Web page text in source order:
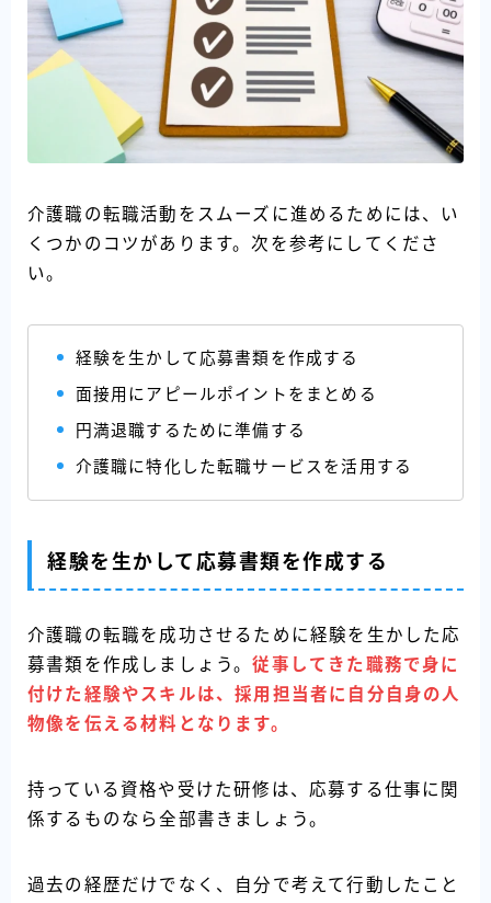
介護職の転職活動をスムーズに進めるためには、い
くつかのコツがあります。次を参考にしてくださ
い。
経験を生かして応募書類を作成する
面接用にアピールポイントをまとめる
円満退職するために準備する
介護職に特化した転職サービスを活用する
経験を生かして応募書類を作成する
介護職の転職を成功させるために経験を生かした応
募書類を作成しましょう。従事してきた職務で身に
付けた経験やスキルは、採用担当者に自分自身の人
物像を伝える材料となります。
持っている資格や受けた研修は、応募する仕事に関
係するものなら全部書きましょう。
過去の経歴だけでなく、自分で考えて行動したこと